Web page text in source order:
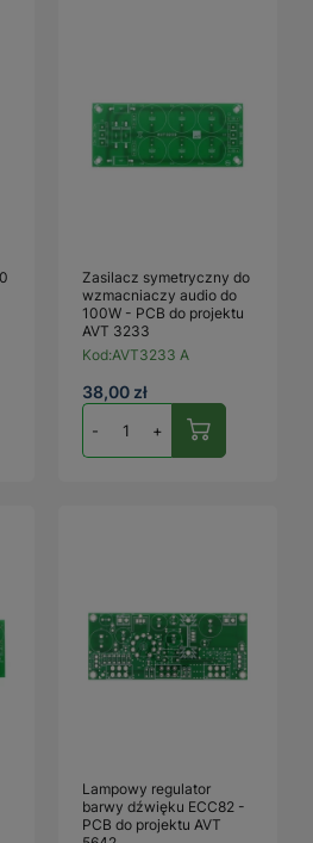
Zasilacz symetryczny do
wzmacniaczy audio do
100W - PCB do projektu
AVT 3233
Kod:AVT3233 A
38,00 zł
- +
Lampowy regulator
barwy dźwięku ECC82 -
PCB do projektu AVT